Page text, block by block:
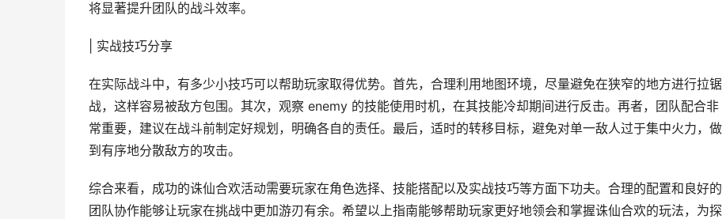
将显著提升团队的战斗效率。
| 实战技巧分享
在实际战斗中，有多少小技巧可以帮助玩家取得优势。首先，合理利用地图环境，尽量避免在狭窄的地方进行拉锯
战，这样容易被敌方包围。其次，观察 enemy 的技能使用时机，在其技能冷却期间进行反击。再者，团队配合非
常重要，建议在战斗前制定好规划，明确各自的责任。最后，适时的转移目标，避免对单一敌人过于集中火力，做
到有序地分散敌方的攻击。
综合来看，成功的诛仙合欢活动需要玩家在角色选择、技能搭配以及实战技巧等方面下功夫。合理的配置和良好的
团队协作能够让玩家在挑战中更加游刃有余。希望以上指南能够帮助玩家更好地领会和掌握诛仙合欢的玩法，为探